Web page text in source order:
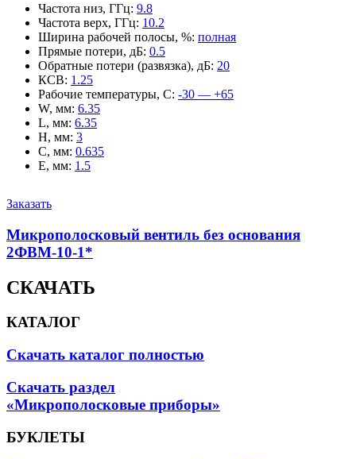
Частота низ, ГГц: 9.8
Частота верх, ГГц: 10.2
Ширина рабочей полосы, %: полная
Прямые потери, дБ: 0.5
Обратные потери (развязка), дБ: 20
КСВ: 1.25
Рабочие температуры, С: -30 — +65
W, мм: 6.35
L, мм: 6.35
H, мм: 3
C, мм: 0.635
E, мм: 1.5
Заказать
Микрополосковый вентиль без основания
2ФВМ-10-1*
СКАЧАТЬ
КАТАЛОГ
Скачать каталог полностью
Скачать раздел
«Микрополосковые приборы»
БУКЛЕТЫ